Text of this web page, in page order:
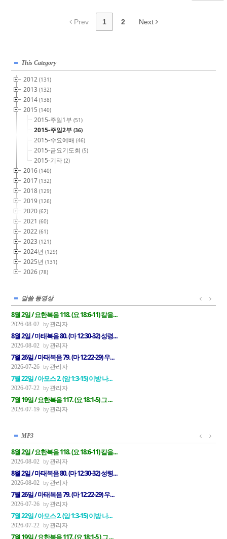
Prev 1 2 Next
This Category
2012(131)
2013(132)
2014(138)
2015(140)
2015-주일1부(51)
2015-주일2부(36)
2015-수요예배(46)
2015-금요기도회(5)
2015-기타(2)
2016(140)
2017(132)
2018(129)
2019(126)
2020(62)
2021(60)
2022(61)
2023(121)
2024년(129)
2025년(131)
2026(78)
말씀 동영상
8월 2일 / 요한복음 118. (요 18:6-11) 칼을...
2026-08-02 관리자
8월 2일 / 마태복음 80. (마 12:30-32) 성령...
2026-08-02 관리자
7월 26일 / 마태복음 79. (마 12:22-29) 우...
2026-07-26 관리자
7월 22일 / 아모스 2. (암 1:3-15) 이방 나...
2026-07-22 관리자
7월 19일 / 요한복음 117. (요 18:1-5) 그 ...
2026-07-19 관리자
MP3
8월 2일 / 요한복음 118. (요 18:6-11) 칼을...
2026-08-02 관리자
8월 2일 / 마태복음 80. (마 12:30-32) 성령...
2026-08-02 관리자
7월 26일 / 마태복음 79. (마 12:22-29) 우...
2026-07-26 관리자
7월 22일 / 아모스 2. (암 1:3-15) 이방 나...
2026-07-22 관리자
7월 19일 / 요한복음 117. (요 18:1-5 ) 그 ...